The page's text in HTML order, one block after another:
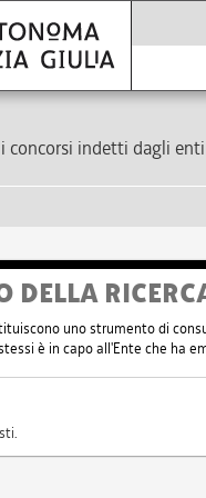
i concorsi indetti dagli
DELLA
uno strumento di
è in capo all'Ente che ha